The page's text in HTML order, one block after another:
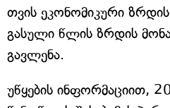
თვის ეკონომიკური ზრდის
გასული წლის ზრდის
გავლენა.
უწყების ინფორმაციით,